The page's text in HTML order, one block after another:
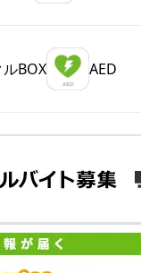
BOX AED